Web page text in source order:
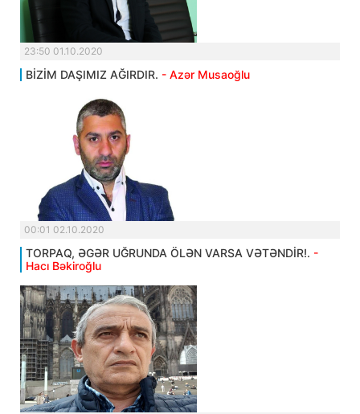
23:50 01.10.2020
BİZİM DAŞIMIZ AĞIRDIR. - Azər Musaoğlu
00:01 02.10.2020
TORPAQ, ƏGƏR UĞRUNDA ÖLƏN VARSA VƏTƏNDİR!. -
Hacı Bəkiroğlu